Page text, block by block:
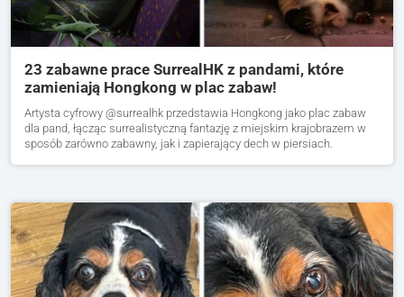
23 zabawne prace SurrealHK z pandami, które
zamieniają Hongkong w plac zabaw!
Artysta cyfrowy @surrealhk przedstawia Hongkong jako plac zabaw
dla pand, łącząc surrealistyczną fantazję z miejskim krajobrazem w
sposób zarówno zabawny, jak i zapierający dech w piersiach.